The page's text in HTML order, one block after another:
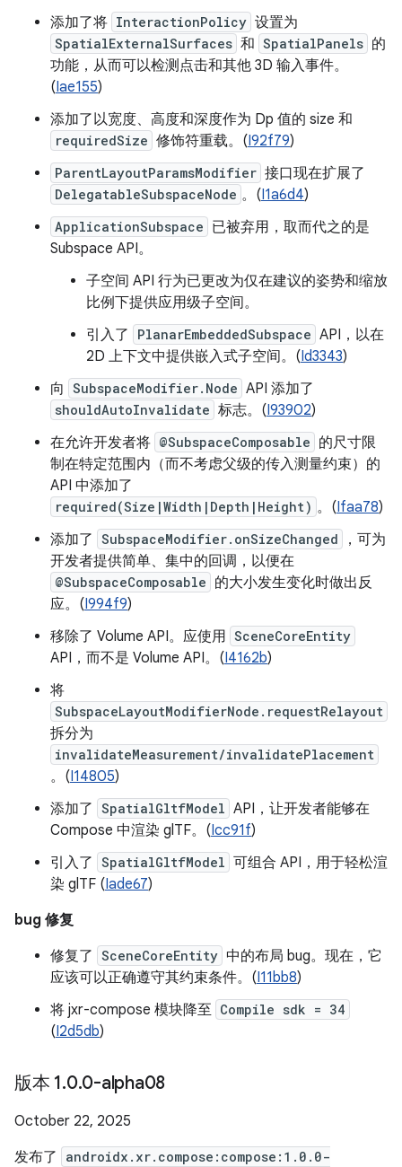
添加了将 InteractionPolicy 设置为
SpatialExternalSurfaces 和 SpatialPanels 的
功能，从而可以检测点击和其他 3D 输入事件。
(Iae155)
添加了以宽度、高度和深度作为 Dp 值的 size 和
requiredSize 修饰符重载。(I92f79)
ParentLayoutParamsModifier 接口现在扩展了
DelegatableSubspaceNode 。(I1a6d4)
ApplicationSubspace 已被弃用，取而代之的是
Subspace API。
子空间 API 行为已更改为仅在建议的姿势和缩放
比例下提供应用级子空间。
引入了
PlanarEmbeddedSubspace API，以在
2D 上下文中提供嵌入式子空间。(Id3343)
向 SubspaceModifier.Node API 添加了
shouldAutoInvalidate 标志。(I93902)
在允许开发者将 @SubspaceComposable 的尺寸限
制在特定范围内（而不考虑父级的传入测量约束）的
API 中添加了
required(Size|Width|Depth|Height) 。(Ifaa78)
添加了 SubspaceModifier.onSizeChanged
，可为
开发者提供简单、集中的回调，以便在
@SubspaceComposable 的大小发生变化时做出反
应。(I994f9)
移除了 Volume API。应使用 SceneCoreEntity
API，而不是 Volume API。(I4162b)
将
SubspaceLayoutModifierNode.requestRelayout
拆分为
invalidateMeasurement/invalidatePlacement
。(I14805)
添加了 SpatialGltfModel API，让开发者能够在
Compose 中渲染 glTF。(Icc91f)
引入了 SpatialGltfModel 可组合 API，用于轻松渲
染 glTF (Iade67)
bug 修复
修复了 SceneCoreEntity 中的布局 bug。现在，它
应该可以正确遵守其约束条件。(I11bb8)
将 jxr-compose 模块降至 Compile sdk = 34
(I2d5db)
版本 1.0.0-alpha08
October 22, 2025
发布了
androidx.xr.compose:compose:1.0.0-